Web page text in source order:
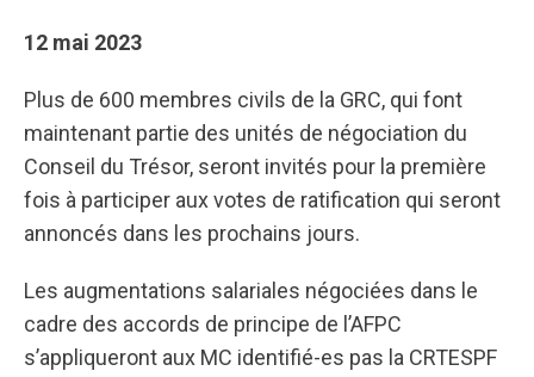
12 mai 2023
Plus de 600 membres civils de la GRC, qui font
maintenant partie des unités de négociation du
Conseil du Trésor, seront invités pour la première
fois à participer aux votes de ratification qui seront
annoncés dans les prochains jours.
Les augmentations salariales négociées dans le
cadre des accords de principe de l’AFPC
s’appliqueront aux MC identifié-es pas la CRTESPF